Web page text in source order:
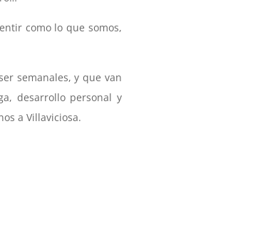
como lo que somos,
semanales, y que van
desarrollo personal y
a Villaviciosa.